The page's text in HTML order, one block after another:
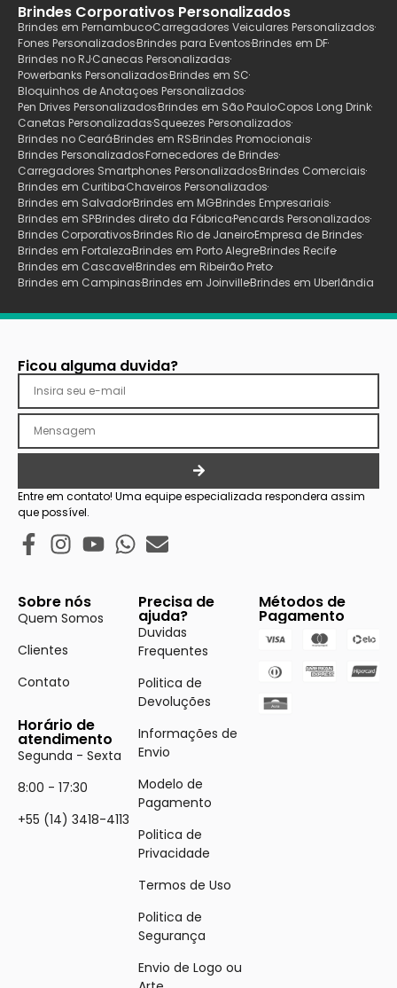
Brindes Corporativos Personalizados
Brindes em PernambucoCarregadores Veiculares Personalizados
Fones PersonalizadosBrindes para EventosBrindes em DF
Brindes no RJCanecas Personalizadas
Powerbanks PersonalizadosBrindes em SC
Bloquinhos de Anotaçoes Personalizados
Pen Drives PersonalizadosBrindes em São PauloCopos Long Drink
Canetas PersonalizadasSqueezes Personalizados
Brindes no CearáBrindes em RSBrindes Promocionais
Brindes PersonalizadosFornecedores de Brindes
Carregadores Smartphones PersonalizadosBrindes Comerciais
Brindes em CuritibaChaveiros Personalizados
Brindes em SalvadorBrindes em MGBrindes Empresariais
Brindes em SPBrindes direto da FábricaPencards Personalizados
Brindes CorporativosBrindes Rio de JaneiroEmpresa de Brindes
Brindes em FortalezaBrindes em Porto AlegreBrindes Recife
Brindes em CascavelBrindes em Ribeirão Preto
Brindes em CampinasBrindes em JoinvilleBrindes em Uberlãndia
Ficou alguma duvida?
Entre em contato! Uma equipe especializada respondera assim
que possível.
Sobre nós
Quem Somos
Clientes
Contato
Horário de
atendimento
Segunda - Sexta
8:00 - 17:30
+55 (14) 3418-4113
Precisa de
ajuda?
Duvidas
Frequentes
Politica de
Devoluções
Informações de
Envio
Modelo de
Pagamento
Politica de
Privacidade
Termos de Uso
Politica de
Segurança
Envio de Logo ou
Métodos de
Pagamento